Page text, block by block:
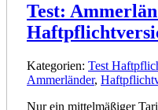
Test:
Kategorien: Test
Ammerländer,
Nur ein mittelmäßiger